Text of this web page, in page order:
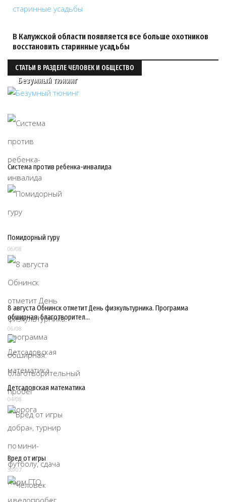
В Калужской области появляется все больше охотников
восстановить старинные усадьбы
СТАТЬИ В РАЗДЕЛЕ ЧЕЛОВЕК И ОБЩЕСТВО
Безумный тюнинг
Система против ребенка-инвалида
06/08
Помидорный гуру
06/08
8 августа Обнинск отметит День физкультурника. Программа
обширная: благотворител…
06/08
Детсадовская математика
04/08
Вред от игры
30/07